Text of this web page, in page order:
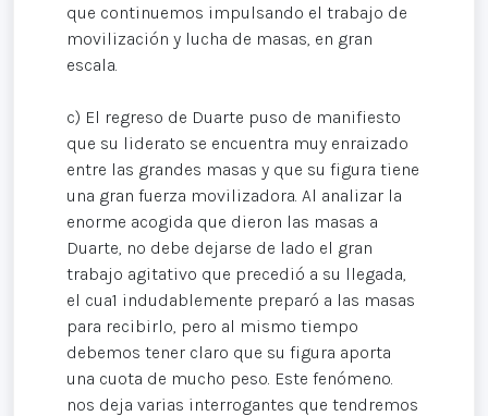
que continuemos impulsando el trabajo de
movilización y lucha de masas, en gran
escala.
c) El regreso de Duarte puso de manifiesto
que su liderato se encuentra muy enraizado
entre las grandes masas y que su figura tiene
una gran fuerza movilizadora. Al analizar la
enorme acogida que dieron las masas a
Duarte, no debe dejarse de lado el gran
trabajo agitativo que precedió a su llegada,
el cua1 indudablemente preparó a las masas
para recibirlo, pero al mismo tiempo
debemos tener claro que su figura aporta
una cuota de mucho peso. Este fenómeno.
nos deja varias interrogantes que tendremos